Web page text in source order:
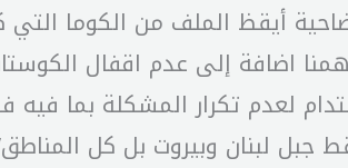
أيقظ الملف من الكوما
يهمنا اضافة إلى عدم اقفال
لعدم تكرار المشكلة بما
لبنان وبيروت بل كل